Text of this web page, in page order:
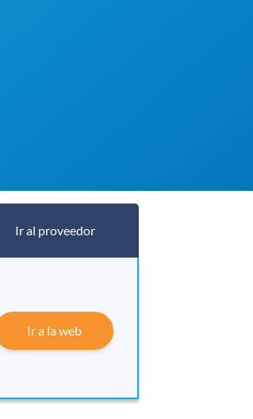
Ir al proveedor
Ir a la web